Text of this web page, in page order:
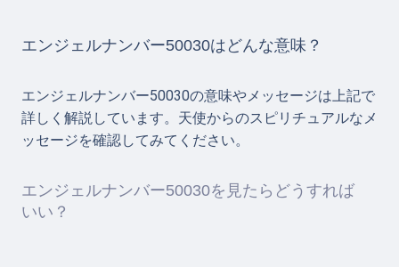
エンジェルナンバー50030はどんな意味？
エンジェルナンバー50030の意味やメッセージは上記で
詳しく解説しています。天使からのスピリチュアルなメ
ッセージを確認してみてください。
エンジェルナンバー50030を見たらどうすれば
いい？